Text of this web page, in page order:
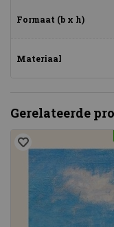
Formaat (b x h)
Materiaal
Gerelateerde